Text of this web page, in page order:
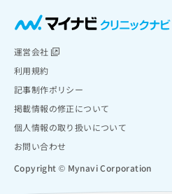
運営会社
利用規約
記事制作ポリシー
掲載情報の修正について
個人情報の取り扱いについて
お問い合わせ
Copyright © Mynavi Corporation